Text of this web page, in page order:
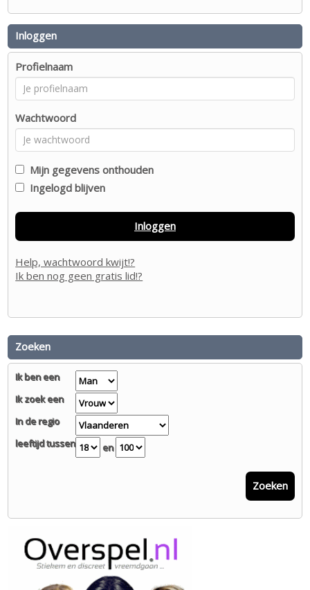
Inloggen
Profielnaam
Wachtwoord
Mijn gegevens onthouden
Ingelogd blijven
Inloggen
Help, wachtwoord kwijt!?
Ik ben nog geen gratis lid!?
Zoeken
Ik ben een
Ik zoek een
In de regio
leeftijd tussen
en
Zoeken